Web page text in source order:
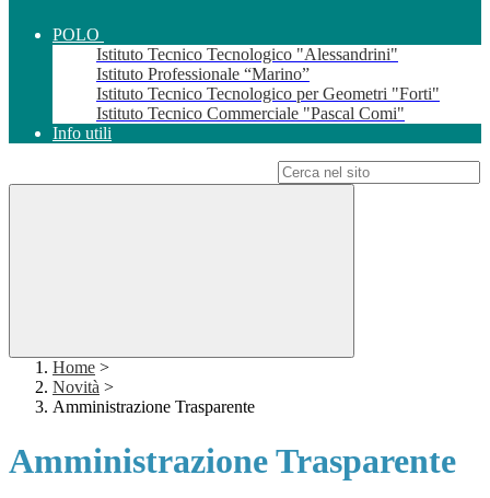
POLO
Istituto Tecnico Tecnologico "Alessandrini"
Istituto Professionale “Marino”
Istituto Tecnico Tecnologico per Geometri "Forti"
Istituto Tecnico Commerciale "Pascal Comi"
Info utili
Home >
Novità >
Amministrazione Trasparente
Amministrazione Trasparente